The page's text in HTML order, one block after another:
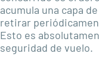
acumula una capa
retirar
Esto es
seguridad de vuelo.